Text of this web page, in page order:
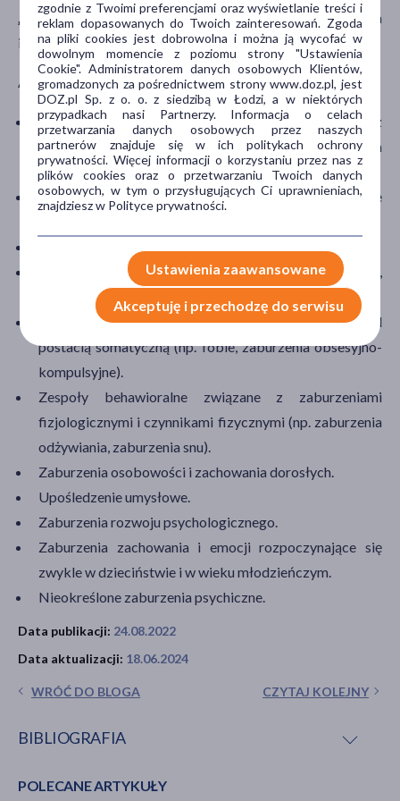
„choroba psychiczna”. Zwraca się wyłącznie uwagę na
istnienie objawów klinicznych lub zachowań.
Autorzy ICD-10 wyróżniają:
Zaburzenia psychiczne organiczne, włącznie z
zespołami objawowymi (m.in. otępienia o różnym
podłożu).
Zaburzenia psychiczne i zachowania spowodowane
Zaburzenia nastroju (m.in. depresję,
zaburzenia afektywne dwubiegunowe
Zaburzenia nerwicowe, związane ze stresem i pod
postacią somatyczną (np. fobie, zaburzenia obsesyjno-
kompulsyjne).
Zespoły behawioralne związane z zaburzeniami
fizjologicznymi i czynnikami fizycznymi (np. zaburzenia
odżywiania, zaburzenia snu).
Zaburzenia osobowości i zachowania dorosłych.
Upośledzenie umysłowe.
Zaburzenia rozwoju psychologicznego.
Zaburzenia zachowania i emocji rozpoczynające się
zwykle w dzieciństwie i w wieku młodzieńczym.
Nieokreślone zaburzenia psychiczne.
Data publikacji: 24.08.2022
Data aktualizacji: 18.06.2024
WRÓĆ DO BLOGA CZYTAJ KOLEJNY
BIBLIOGRAFIA
POLECANE ARTYKUŁY
zgodnie z Twoimi preferencjami oraz wyświetlanie treści i
reklam dopasowanych do Twoich zainteresowań. Zgoda
na pliki cookies jest dobrowolna i można ją wycofać w
dowolnym momencie z poziomu strony "Ustawienia
Cookie". Administratorem danych osobowych Klientów,
gromadzonych za pośrednictwem strony www.doz.pl, jest
DOZ.pl Sp. z o. o. z siedzibą w Łodzi, a w niektórych
przypadkach nasi Partnerzy. Informacja o celach
przetwarzania danych osobowych przez naszych
partnerów znajduje się w ich politykach ochrony
prywatności. Więcej informacji o korzystaniu przez nas z
plików cookies oraz o przetwarzaniu Twoich danych
osobowych, w tym o przysługujących Ci uprawnieniach,
znajdziesz w Polityce prywatności.
Ustawienia zaawansowane
Akceptuję i przechodzę do serwisu